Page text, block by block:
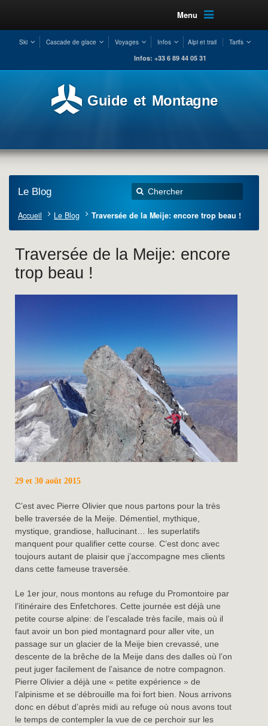
Menu
Ski Cascade de glace Voyages Infos Alpi et trail Tarifs
Infos: +33 6 89 44 05 31
Guide et Montagne
Le Blog
Accueil Le Blog Traversée de la Meije: encore trop beau !
Traversée de la Meije: encore
trop beau !
29 et 30 août 2015
C’est avec Pierre Olivier que nous partons pour la très
belle traversée de la Meije. Démentiel, mythique,
mystique, grandiose, hallucinant… les superlatifs
manquent pour qualifier cette course. C’est donc avec
toujours autant de plaisir que j’accompagne mes clients
dans cette fameuse traversée.
Le 1er jour, nous montons au refuge du Promontoire par
l’itinéraire des Enfetchores. Cette journée est déjà une
petite course alpine: de l’escalade très facile, mais où il
faut avoir un bon pied montagnard pour aller vite, un
passage sur un glacier de la Meije bien crevassé, une
descente de la brêche de la Meije dans des dalles où l’on
peut juger facilement de l’aisance de notre compagnon.
Pierre Olivier a déjà une « petite expérience » de
l’alpinisme et se débrouille ma foi fort bien. Nous arrivons
donc en début d’après midi au refuge où nous avons tout
le temps de contempler la vue de ce perchoir sur les